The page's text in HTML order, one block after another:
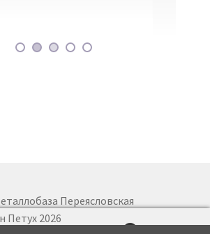
Переясловская
Петух 2026